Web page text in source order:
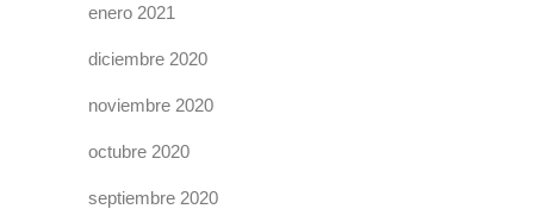
enero 2021
diciembre 2020
noviembre 2020
octubre 2020
septiembre 2020